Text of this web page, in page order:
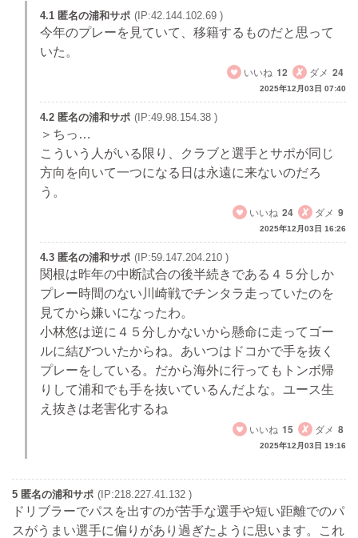
4.1 匿名の浦和サポ (IP:42.144.102.69 )
今年のプレーを見ていて、移籍するものだと思って
いた。
いいね 12 ダメ 24
2025年12月03日 07:40
4.2 匿名の浦和サポ (IP:49.98.154.38 )
＞ちっ…
こういう人がいる限り、クラブと選手とサポが同じ
方向を向いて一つになる日は永遠に来ないのだろ
う。
いいね 24 ダメ 9
2025年12月03日 16:26
4.3 匿名の浦和サポ (IP:59.147.204.210 )
関根は昨年の中断試合の後半続きである４５分しか
プレー時間のない川崎戦でチンタラ走っていたのを
見てから嫌いになったわ。
小林悠は逆に４５分しかないから懸命に走ってゴー
ルに結びついたからね。あいつはドコかで手を抜く
プレーをしている。だから海外に行ってもトンボ帰
りして浦和でも手を抜いているんだよな。ユース生
え抜きは老害化するね
いいね 15 ダメ 8
2025年12月03日 19:16
5 匿名の浦和サポ (IP:218.227.41.132 )
ドリブラーでパスを出すのが苦手な選手や短い距離でのパ
スがうまい選手に偏りがあり過ぎたように思います。これ